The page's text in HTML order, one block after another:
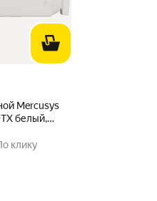
Mercusys
белый,
клику